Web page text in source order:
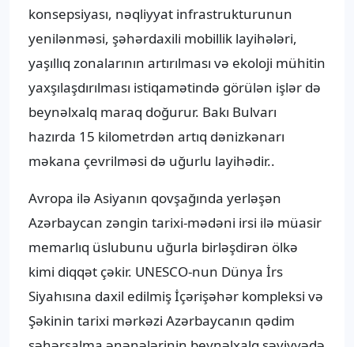
konsepsiyası, nəqliyyat infrastrukturunun
yenilənməsi, şəhərdaxili mobillik layihələri,
yaşıllıq zonalarının artırılması və ekoloji mühitin
yaxşılaşdırılması istiqamətində görülən işlər də
beynəlxalq maraq doğurur. Bakı Bulvarı
hazırda 15 kilometrdən artıq dənizkənarı
məkana çevrilməsi də uğurlu layihədir..
Avropa ilə Asiyanın qovşağında yerləşən
Azərbaycan zəngin tarixi-mədəni irsi ilə müasir
memarlıq üslubunu uğurla birləşdirən ölkə
kimi diqqət çəkir. UNESCO-nun Dünya İrs
Siyahısına daxil edilmiş İçərişəhər kompleksi və
Şəkinin tarixi mərkəzi Azərbaycanın qədim